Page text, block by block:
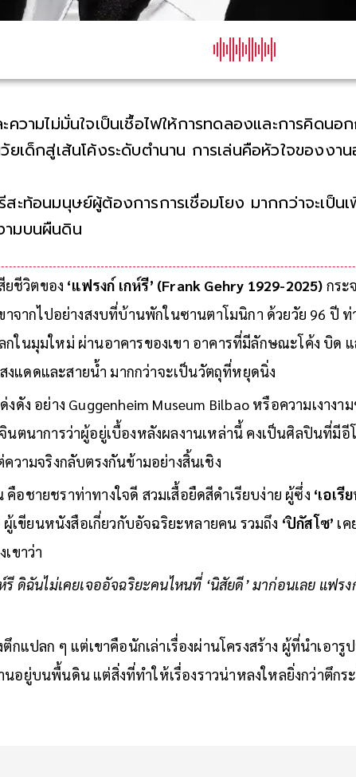
ความไม่มั่นใจเป็นเชื้อไฟให้การทดลองและการคิดนอ
ยเด็กสู่เส้นโค้งระดับตำนาน การเล่นคือหัวใจของงา
สะท้อนมนุษย์ผู้ต้องการการเชื่อมโยง มากกว่าจะเป็น
มบนผืนดิน
ยชีวิตของ ‘แฟรงก์ เกห์รี’ (Frank Gehry 1929-2025) กระ
าจากไปอย่างสงบที่บ้านพักในซานตาโมนิกา ด้วยวัย 96 ปี ท่
ในมุมใหม่ ผ่านอาคารของเขา อาคารที่มีลักษณะโค้ง บิด
แดดและสายน้ำ มากกว่าจะเป็นวัตถุที่หยุดนิ่ง
ดัง อย่าง Guggenheim Museum Bilbao หรือความเงางา
นตนาการว่าผู้อยู่เบื้องหลังผลงานเหล่านี้ คงเป็นศิลปินที่มีอี
วามจริงกลับตรงกันข้ามอย่างสิ้นเชิง
อชายชราท่าทางใจดี สวมเสื้อยืดสีดำเรียบง่าย ผู้ซึ่ง ‘เอเรี
ผู้เขียนหนังสือเกี่ยวกับอัจฉริยะหลายคน รวมถึง ‘ปิกัสโซ’ เค
ขาว่า
ดิฉันไม่เคยเจออัจฉริยะคนไหนที่ ‘นิสัยดี’ มาก่อนเลย แฟรง
กแปลก ๆ แต่เขาคือนักเล่าเรื่องผ่านโครงสร้าง ผู้ที่นำเอารู
อยู่บนพื้นดิน แต่สิ่งที่ทำให้เรื่องราวน่าหลงใหลยิ่งกว่าตึกร